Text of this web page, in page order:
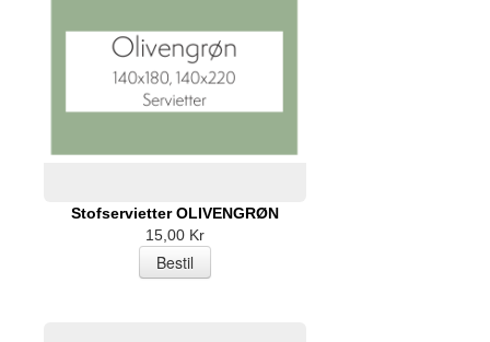
Stofservietter OLIVENGRØN
15,00 Kr